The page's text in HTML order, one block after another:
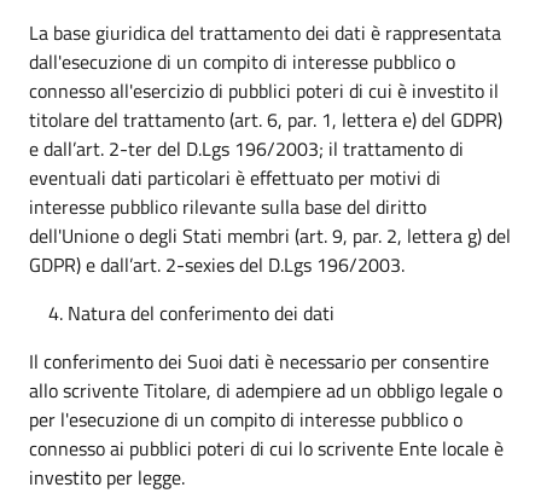
La base giuridica del trattamento dei dati è rappresentata
dall'esecuzione di un compito di interesse pubblico o
connesso all'esercizio di pubblici poteri di cui è investito il
titolare del trattamento (art. 6, par. 1, lettera e) del GDPR)
e dall’art. 2-ter del D.Lgs 196/2003; il trattamento di
eventuali dati particolari è effettuato per motivi di
interesse pubblico rilevante sulla base del diritto
dell'Unione o degli Stati membri (art. 9, par. 2, lettera g) del
GDPR) e dall’art. 2-sexies del D.Lgs 196/2003.
Natura del conferimento dei dati
Il conferimento dei Suoi dati è necessario per consentire
allo scrivente Titolare, di adempiere ad un obbligo legale o
per l'esecuzione di un compito di interesse pubblico o
connesso ai pubblici poteri di cui lo scrivente Ente locale è
investito per legge.